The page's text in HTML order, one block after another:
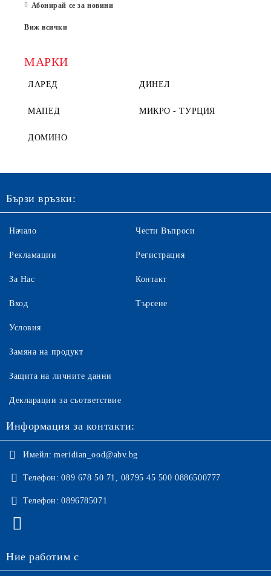
Абонирай се за новини
Виж всички
МАРКИ
ЛАРЕД ДИНЕЛ
МАПЕД МИКРО - ТУРЦИЯ
ДОМИНО
Бързи връзки:
Начало
Рекламации
За Нас
Вход
Чести Въпроси
Регистрация
Контакт
Търсене
Условия
Замяна на продукт
Защита на личните данни
Декларации за съответствие
Информация за контакти:
Имейл: meridian_ood@abv.bg
Телефон: 089 678 50 71, 08795 45 500 0886500777
Телефон: 0896785071
Ние работим с